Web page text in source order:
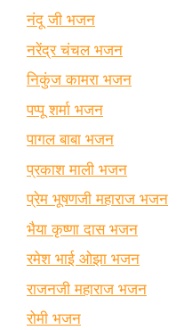
नंदू जी भजन
नरेंद्र चंचल भजन
निकुंज कामरा भजन
पप्पू शर्मा भजन
पागल बाबा भजन
प्रकाश माली भजन
प्रेम भूषणजी महाराज भजन
भैया कृष्णा दास भजन
रमेश भाई ओझा भजन
राजनजी महाराज भजन
रोमी भजन